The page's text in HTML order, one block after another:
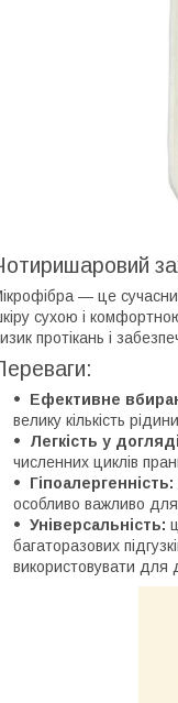
— це
сухою і
протікань і
Ефективне
велику кількість
Легкість у
численних циклів
Гіпоалергенність:
особливо важливо для
Універсальність:
багаторазових
використовувати для